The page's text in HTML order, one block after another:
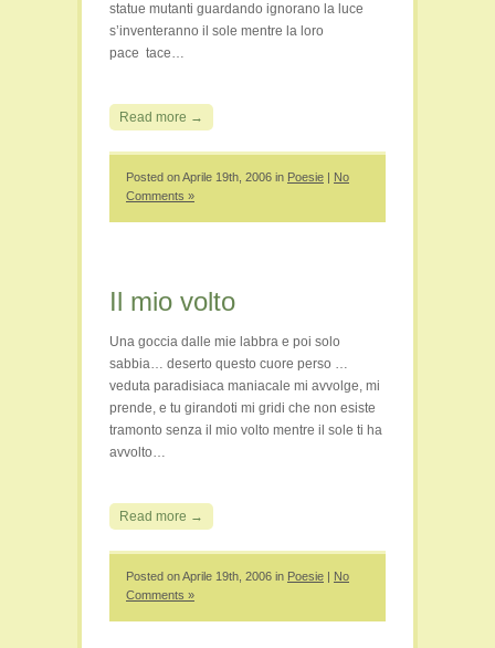
statue mutanti guardando ignorano la luce
s’inventeranno il sole mentre la loro
pace tace…
Read more →
Posted on Aprile 19th, 2006 in Poesie | No
Comments »
Il mio volto
Una goccia dalle mie labbra e poi solo
sabbia… deserto questo cuore perso …
veduta paradisiaca maniacale mi avvolge, mi
prende, e tu girandoti mi gridi che non esiste
tramonto senza il mio volto mentre il sole ti ha
avvolto…
Read more →
Posted on Aprile 19th, 2006 in Poesie | No
Comments »